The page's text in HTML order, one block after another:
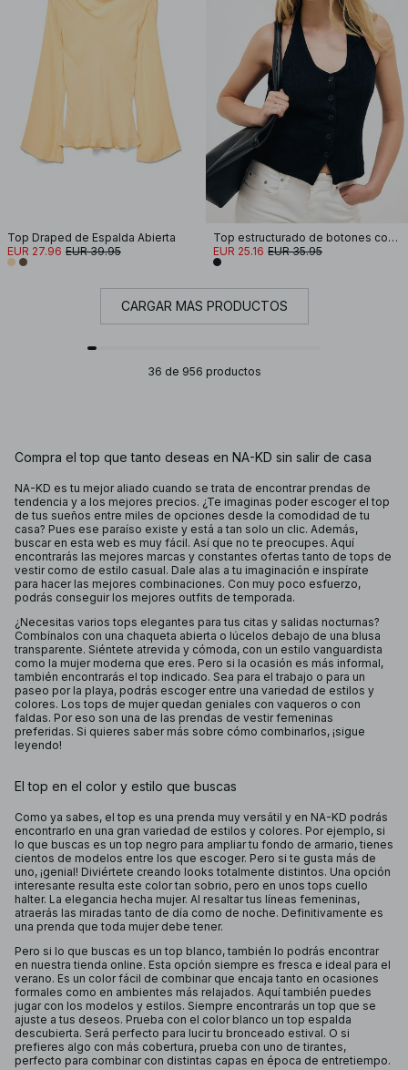
Top Draped de Espalda Abierta
EUR 27.96 EUR 39.95
Top estructurado de botones con cuello halter
EUR 25.16 EUR 35.95
CARGAR MÁS PRODUCTOS
36 de 956 productos
Compra el top que tanto deseas en NA-KD sin salir de casa
NA-KD es tu mejor aliado cuando se trata de encontrar prendas de
tendencia y a los mejores precios. ¿Te imaginas poder escoger el top
de tus sueños entre miles de opciones desde la comodidad de tu
casa? Pues ese paraíso existe y está a tan solo un clic. Además,
buscar en esta web es muy fácil. Así que no te preocupes. Aquí
encontrarás las mejores marcas y constantes ofertas tanto de tops de
vestir como de estilo casual. Dale alas a tu imaginación e inspírate
para hacer las mejores combinaciones. Con muy poco esfuerzo,
podrás conseguir los mejores outfits de temporada.
¿Necesitas varios tops elegantes para tus citas y salidas nocturnas?
Combínalos con una chaqueta abierta o lúcelos debajo de una blusa
transparente. Siéntete atrevida y cómoda, con un estilo vanguardista
como la mujer moderna que eres. Pero si la ocasión es más informal,
también encontrarás el top indicado. Sea para el trabajo o para un
paseo por la playa, podrás escoger entre una variedad de estilos y
colores. Los tops de mujer quedan geniales con vaqueros o con
faldas. Por eso son una de las prendas de vestir femeninas
preferidas. Si quieres saber más sobre cómo combinarlos, ¡sigue
leyendo!
El top en el color y estilo que buscas
Como ya sabes, el top es una prenda muy versátil y en NA-KD podrás
encontrarlo en una gran variedad de estilos y colores. Por ejemplo, si
lo que buscas es un top negro para ampliar tu fondo de armario, tienes
cientos de modelos entre los que escoger. Pero si te gusta más de
uno, ¡genial! Diviértete creando looks totalmente distintos. Una opción
interesante resulta este color tan sobrio, pero en unos tops cuello
halter. La elegancia hecha mujer. Al resaltar tus líneas femeninas,
atraerás las miradas tanto de día como de noche. Definitivamente es
una prenda que toda mujer debe tener.
Pero si lo que buscas es un top blanco, también lo podrás encontrar
en nuestra tienda online. Esta opción siempre es fresca e ideal para el
verano. Es un color fácil de combinar que encaja tanto en ocasiones
formales como en ambientes más relajados. Aquí también puedes
jugar con los modelos y estilos. Siempre encontrarás un top que se
ajuste a tus deseos. Prueba con el color blanco un top espalda
descubierta. Será perfecto para lucir tu bronceado estival. O si
prefieres algo con más cobertura, prueba con uno de tirantes,
perfecto para combinar con distintas capas en época de entretiempo.